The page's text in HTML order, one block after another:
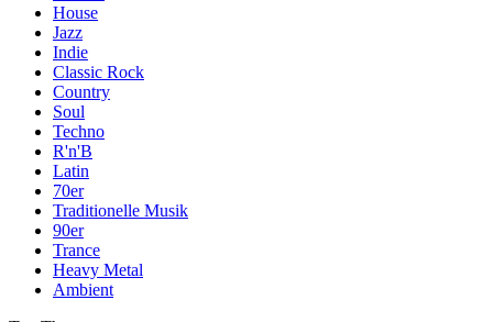
House
Jazz
Indie
Classic Rock
Country
Soul
Techno
R'n'B
Latin
70er
Traditionelle Musik
90er
Trance
Heavy Metal
Ambient